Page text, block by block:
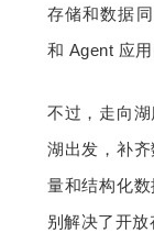
存储和数据
和 Agent 应用
不过，走向
湖出发，补
量和结构化
别解决了开放